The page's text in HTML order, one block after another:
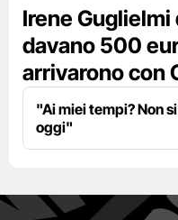
Irene
davano 500
arrivarono con
"Ai miei tempi? Non
oggi"